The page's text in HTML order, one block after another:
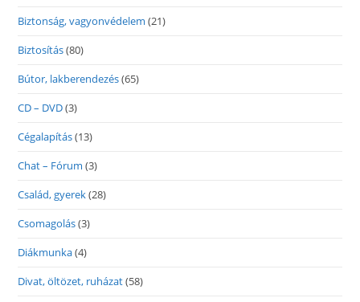
Biztonság, vagyonvédelem (21)
Biztosítás(80)
Bútor, lakberendezés(65)
CD – DVD(3)
Cégalapítás(13)
Chat – Fórum (3)
Család, gyerek(28)
Csomagolás(3)
Diákmunka(4)
Divat, öltözet, ruházat(58)